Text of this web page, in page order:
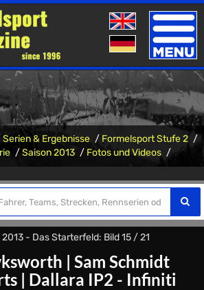
Toggle
Serien & Ergebnisse
Formelsport Stufe 2
Saison 2013
Fotos und Videos
- Das Starterfeld: Bild 15 / 21
| Sam Schmidt
| Dallara IP2 - Infiniti